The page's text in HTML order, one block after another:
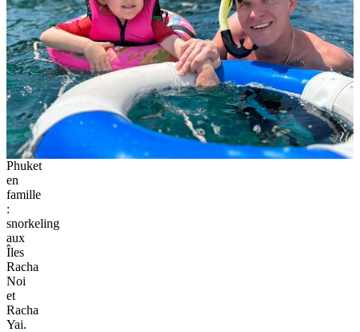
Phuket
en
famille
:
snorkeling
aux
Îles
Racha
Noi
et
Racha
Yai.